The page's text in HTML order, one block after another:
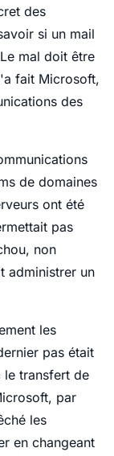
des
si un mail
mal doit être
fait Microsoft,
des
de domaines
ont été
pas
non
administrer un
les
pas était
le transfert de
par
les
en changeant